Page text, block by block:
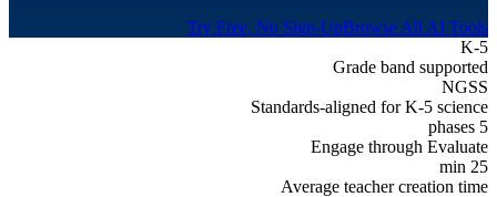
Try Free, No Sign-UpBrowse All AI Tools
K-5
Grade band supported
NGSS
Standards-aligned for K-5 science
5 phases
Engage through Evaluate
25 min
Average teacher creation time